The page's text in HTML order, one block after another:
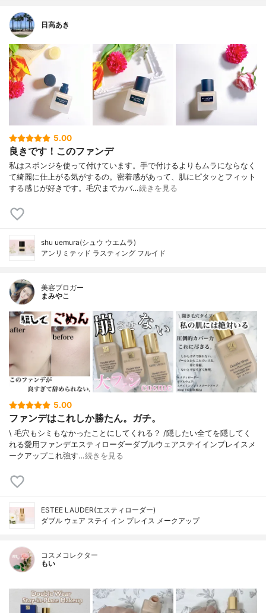
日高あき
5.00
良きです！このファンデ
私はスポンジを使って付けています。手で付けるよりもムラにならなく
て綺麗に仕上がる気がするの。密着感があって、肌にピタッとフィット
する感じが好きです。毛穴までカバ…続きを見る
shu uemura(シュウ ウエムラ)
アンリミテッド ラスティング フルイド
美容ブロガー
まみやこ
5.00
ファンデはこれしか勝たん。ガチ。
\ 毛穴もシミもなかったことにしてくれる？ /⁡⁡隠したい全てを隠してく
れる愛用ファンデ⁡エスティローダーダブルウェアステイインプレイスメ
ークアップ⁡⁡これ強す…続きを見る
ESTEE LAUDER(エスティローダー)
ダブル ウェア ステイ イン プレイス メークアップ
コスメコレクター
もい